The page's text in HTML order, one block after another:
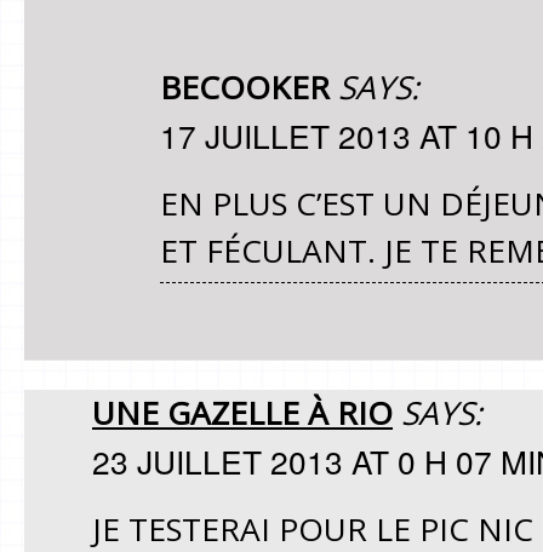
BECOOKER SAYS:
17 JUILLET 2013 AT 10
EN PLUS C’EST UN
ET FÉCULANT. JE TE
UNE GAZELLE À RIO SAYS:
23 JUILLET 2013 AT 0 H 07
JE TESTERAI POUR LE PIC